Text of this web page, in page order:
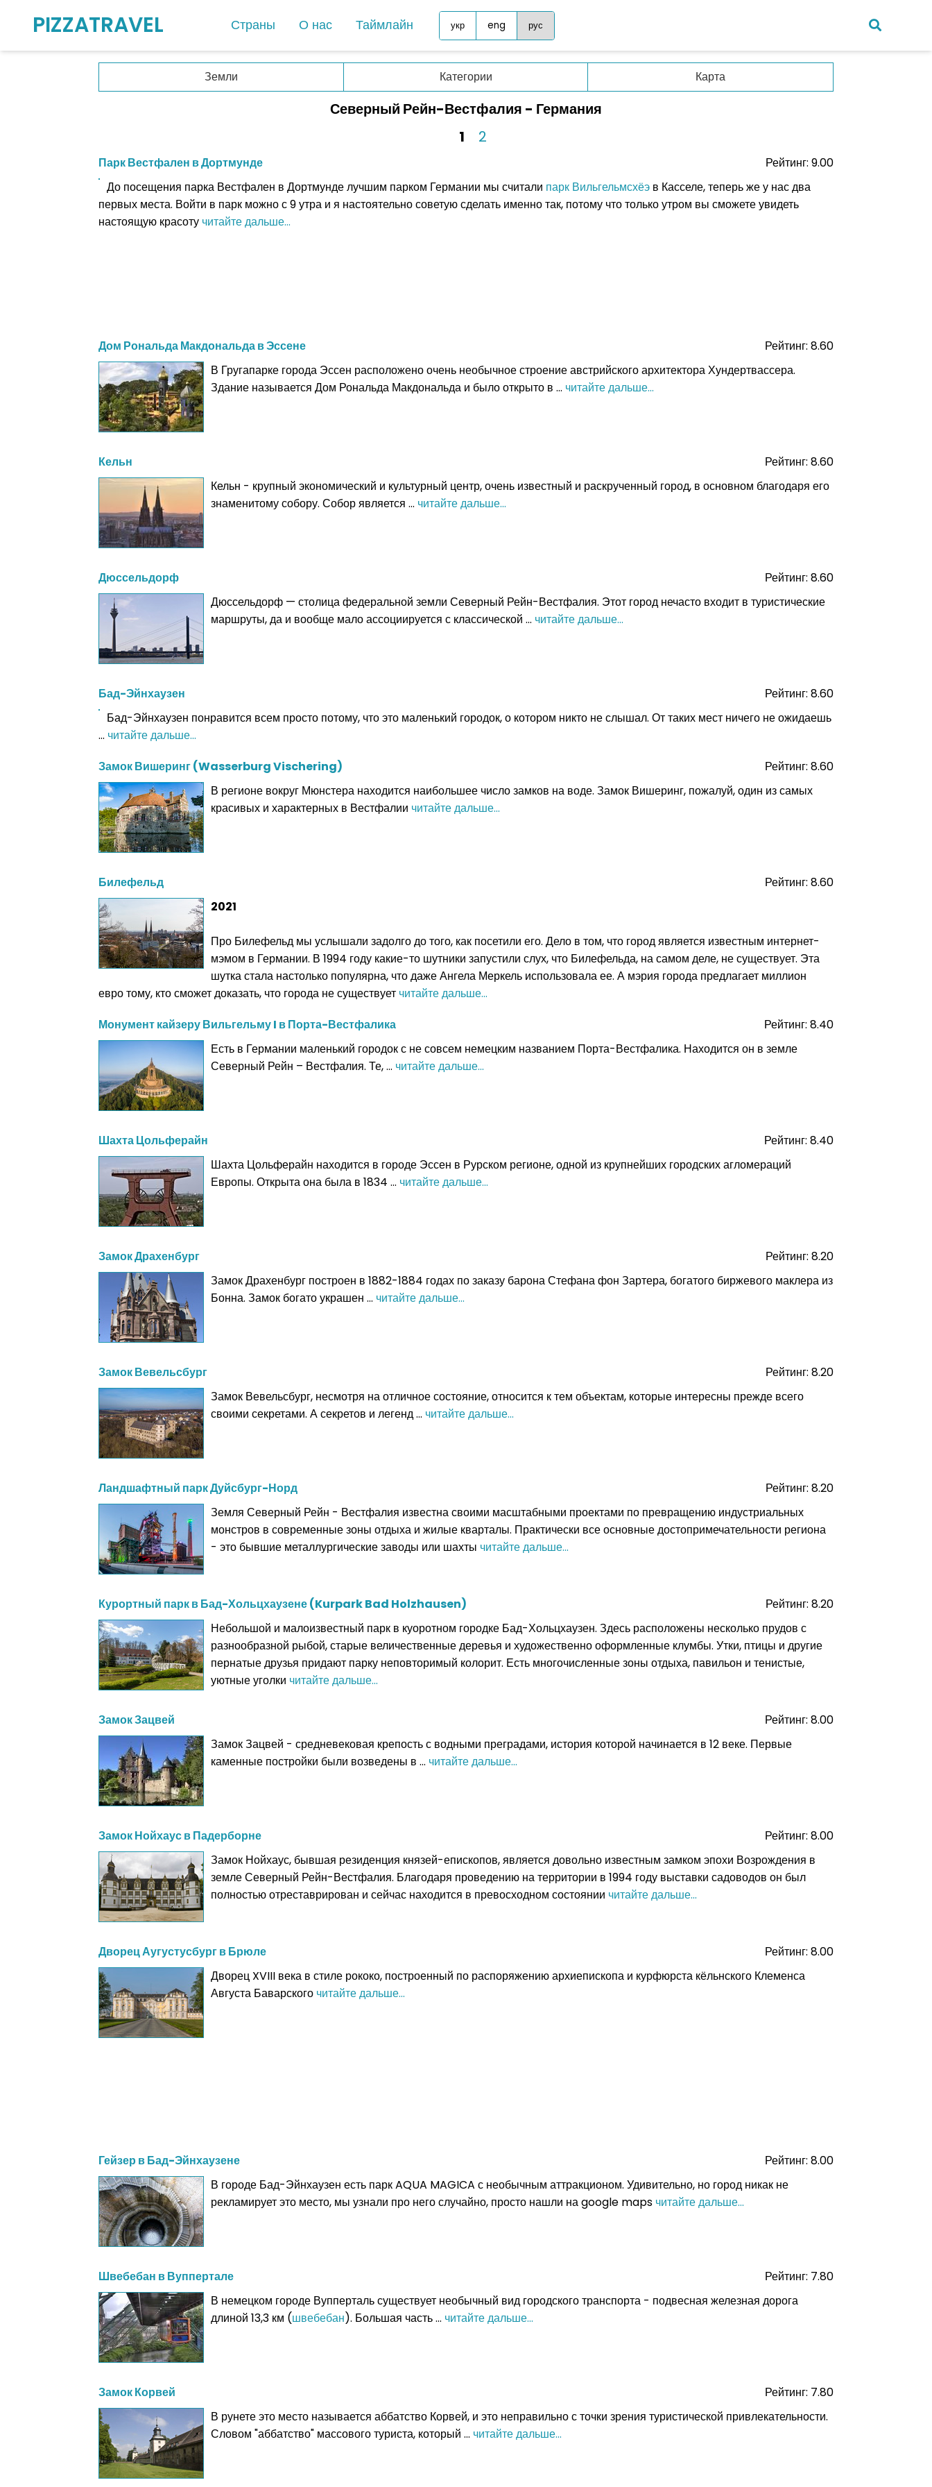
PIZZATRAVEL Страны
Австрия
Бельгия
Ватикан
Германия
Латвия
Литва
Люксембург
Норвегия
Польша
Португалия
Румыния
Северная Македония
Словакия
Черногория
Чехия
Грузия
ОАЭ
Сингапур
Перу
Чили
О нас Таймлайн укр eng рус
Земли Категории Карта
Северный Рейн-Вестфалия - Германия
1
2
Парк Вестфален в Дортмунде
Рейтинг: 9.00
До посещения парка Вестфален в Дортмунде лучшим парком Германии мы считали парк Вильгельмсхёэ в Касселе, теперь же у нас два
первых места. Войти в парк можно с 9 утра и я настоятельно советую сделать именно так, потому что только утром вы сможете увидеть
настоящую красоту читайте дальше...
Дом Рональда Макдональда в Эссене
Рейтинг: 8.60
В Гругапарке города Эссен расположено очень необычное строение австрийского архитектора Хундертвассера.
Здание называется Дом Рональда Макдональда и было открыто в ... читайте дальше...
Кельн
Рейтинг: 8.60
Кельн - крупный экономический и культурный центр, очень известный и раскрученный город, в основном благодаря его
знаменитому собору. Собор является ... читайте дальше...
Дюссельдорф
Рейтинг: 8.60
Дюссельдорф — столица федеральной земли Северный Рейн-Вестфалия. Этот город нечасто входит в туристические
маршруты, да и вообще мало ассоциируется с классической ... читайте дальше...
Бад-Эйнхаузен
Рейтинг: 8.60
Бад-Эйнхаузен понравится всем просто потому, что это маленький городок, о котором никто не слышал. От таких мест ничего не ожидаешь
... читайте дальше...
Замок Вишеринг (Wasserburg Vischering)
Рейтинг: 8.60
В регионе вокруг Мюнстера находится наибольшее число замков на воде. Замок Вишеринг, пожалуй, один из самых
красивых и характерных в Вестфалии читайте дальше...
Билефельд
Рейтинг: 8.60
2021
Про Билефельд мы услышали задолго до того, как посетили его. Дело в том, что город является известным интернет-
мэмом в Германии. В 1994 году какие-то шутники запустили слух, что Билефельда, на самом деле, не существует. Эта
шутка стала настолько популярна, что даже Ангела Меркель использовала ее. А мэрия города предлагает миллион
евро тому, кто сможет доказать, что города не существует читайте дальше...
Монумент кайзеру Вильгельму I в Порта-Вестфалика
Рейтинг: 8.40
Есть в Германии маленький городок с не совсем немецким названием Порта-Вестфалика. Находится он в земле
Северный Рейн – Вестфалия. Те, ... читайте дальше...
Шахта Цольферайн
Рейтинг: 8.40
Шахта Цольферайн находится в городе Эссен в Рурском регионе, одной из крупнейших городских агломераций
Европы. Открыта она была в 1834 ... читайте дальше...
Замок Драхенбург
Рейтинг: 8.20
Замок Драхенбург построен в 1882-1884 годах по заказу барона Стефана фон Зартера, богатого биржевого маклера из
Бонна. Замок богато украшен ... читайте дальше...
Замок Вевельсбург
Рейтинг: 8.20
Замок Вевельсбург, несмотря на отличное состояние, относится к тем объектам, которые интересны прежде всего
своими секретами. А секретов и легенд ... читайте дальше...
Ландшафтный парк Дуйсбург-Норд
Рейтинг: 8.20
Земля Северный Рейн - Вестфалия известна своими масштабными проектами по превращению индустриальных
монстров в современные зоны отдыха и жилые кварталы. Практически все основные достопримечательности региона
- это бывшие металлургические заводы или шахты читайте дальше...
Курортный парк в Бад-Хольцхаузене (Kurpark Bad Holzhausen)
Рейтинг: 8.20
Небольшой и малоизвестный парк в куоротном городке Бад-Хольцхаузен. Здесь расположены несколько прудов с
разнообразной рыбой, старые величественные деревья и художественно оформленные клумбы. Утки, птицы и другие
пернатые друзья придают парку неповторимый колорит. Есть многочисленные зоны отдыха, павильон и тенистые,
уютные уголки читайте дальше...
Замок Зацвей
Рейтинг: 8.00
Замок Зацвей - средневековая крепость с водными преградами, история которой начинается в 12 веке. Первые
каменные постройки были возведены в ... читайте дальше...
Замок Нойхаус в Падерборне
Рейтинг: 8.00
Замок Нойхаус, бывшая резиденция князей-епископов, является довольно известным замком эпохи Возрождения в
земле Северный Рейн-Вестфалия. Благодаря проведению на территории в 1994 году выставки садоводов он был
полностью отреставрирован и сейчас находится в превосходном состоянии читайте дальше...
Дворец Аугустусбург в Брюле
Рейтинг: 8.00
Дворец XVIII века в стиле рококо, построенный по распоряжению архиепископа и курфюрста кёльнского Клеменса
Августа Баварского читайте дальше...
Гейзер в Бад-Эйнхаузене
Рейтинг: 8.00
В городе Бад-Эйнхаузен есть парк AQUA MAGICA с необычным аттракционом. Удивительно, но город никак не
рекламирует это место, мы узнали про него случайно, просто нашли на google maps читайте дальше...
Швебебан в Вуппертале
Рейтинг: 7.80
В немецком городе Вупперталь существует необычный вид городского транспорта - подвесная железная дорога
длиной 13,3 км (швебебан). Большая часть ... читайте дальше...
Замок Корвей
Рейтинг: 7.80
В рунете это место называется аббатство Корвей, и это неправильно с точки зрения туристической привлекательности.
Словом "аббатство" массового туриста, который ... читайте дальше...